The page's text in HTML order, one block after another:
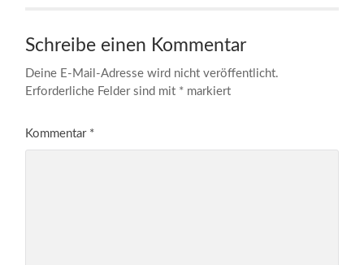
Schreibe einen Kommentar
Deine E-Mail-Adresse wird nicht veröffentlicht.
Erforderliche Felder sind mit * markiert
Kommentar *